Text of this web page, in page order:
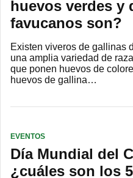
huevos verdes y
favucanos son?
Existen viveros de gallinas
una amplia variedad de
que ponen huevos de
huevos de gallina…
EVENTOS
Día Mundial del
¿cuáles son los